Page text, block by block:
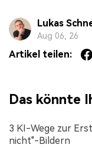
Lukas
Aug 06, 26
Artikel teilen:
Das könnte
3 KI-Wege zur
nicht"-Bildern